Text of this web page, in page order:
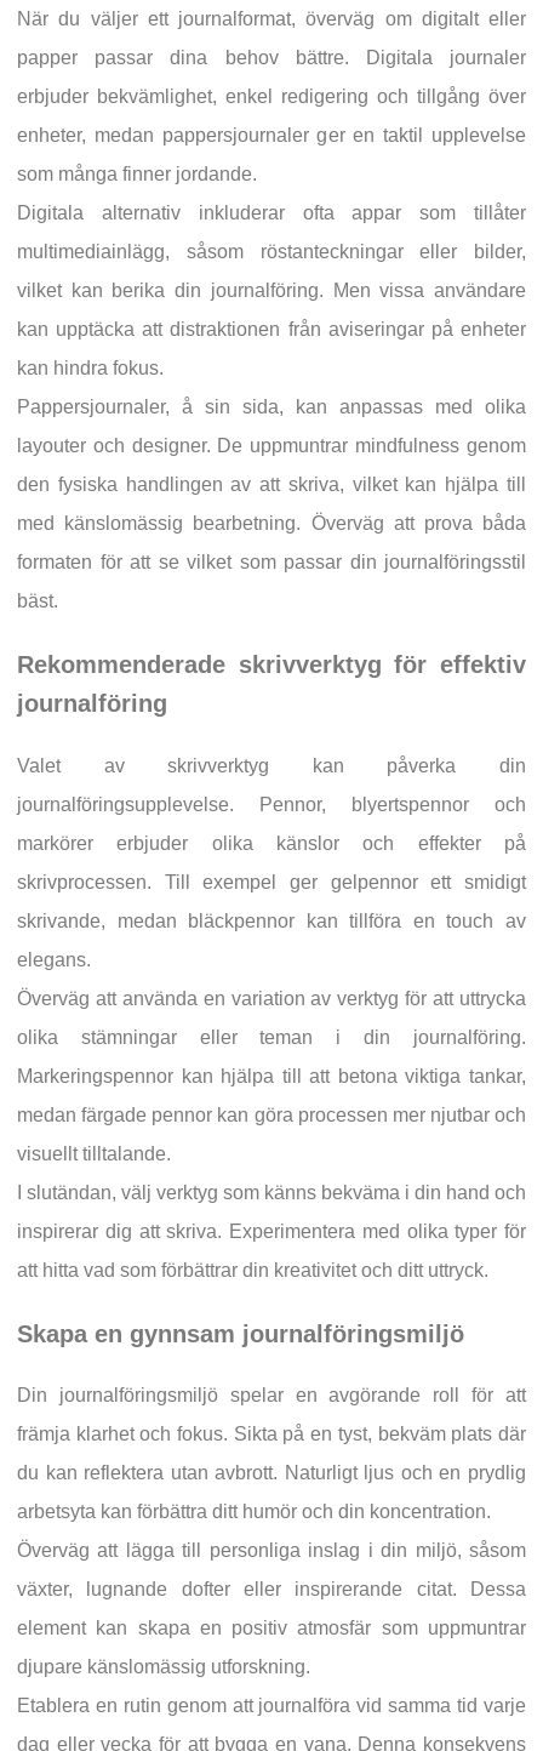
När du väljer ett journalformat, överväg om digitalt eller
papper passar dina behov bättre. Digitala journaler
erbjuder bekvämlighet, enkel redigering och tillgång över
enheter, medan pappersjournaler ger en taktil upplevelse
som många finner jordande.
Digitala alternativ inkluderar ofta appar som tillåter
multimediainlägg, såsom röstanteckningar eller bilder,
vilket kan berika din journalföring. Men vissa användare
kan upptäcka att distraktionen från aviseringar på enheter
kan hindra fokus.
Pappersjournaler, å sin sida, kan anpassas med olika
layouter och designer. De uppmuntrar mindfulness genom
den fysiska handlingen av att skriva, vilket kan hjälpa till
med känslomässig bearbetning. Överväg att prova båda
formaten för att se vilket som passar din journalföringsstil
bäst.
Rekommenderade skrivverktyg för effektiv
journalföring
Valet av skrivverktyg kan påverka din
journalföringsupplevelse. Pennor, blyertspennor och
markörer erbjuder olika känslor och effekter på
skrivprocessen. Till exempel ger gelpennor ett smidigt
skrivande, medan bläckpennor kan tillföra en touch av
elegans.
Överväg att använda en variation av verktyg för att uttrycka
olika stämningar eller teman i din journalföring.
Markeringspennor kan hjälpa till att betona viktiga tankar,
medan färgade pennor kan göra processen mer njutbar och
visuellt tilltalande.
I slutändan, välj verktyg som känns bekväma i din hand och
inspirerar dig att skriva. Experimentera med olika typer för
att hitta vad som förbättrar din kreativitet och ditt uttryck.
Skapa en gynnsam journalföringsmiljö
Din journalföringsmiljö spelar en avgörande roll för att
främja klarhet och fokus. Sikta på en tyst, bekväm plats där
du kan reflektera utan avbrott. Naturligt ljus och en prydlig
arbetsyta kan förbättra ditt humör och din koncentration.
Överväg att lägga till personliga inslag i din miljö, såsom
växter, lugnande dofter eller inspirerande citat. Dessa
element kan skapa en positiv atmosfär som uppmuntrar
djupare känslomässig utforskning.
Etablera en rutin genom att journalföra vid samma tid varje
dag eller vecka för att bygga en vana. Denna konsekvens